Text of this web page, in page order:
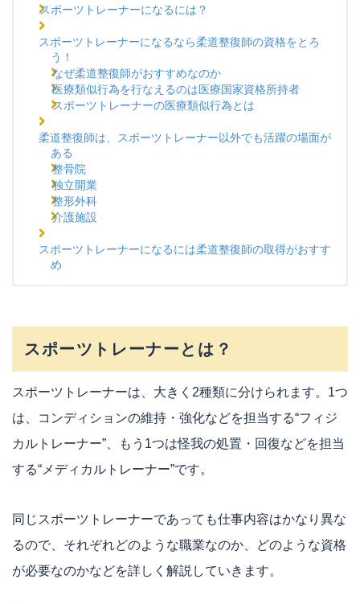
スポーツトレーナーになるには？
スポーツトレーナーになるなら柔道整復師の資格をとろ
う！
なぜ柔道整復師がおすすめなのか
医療類似行為を行なえるのは医療国家資格所持者
スポーツトレーナーの医療類似行為とは
柔道整復師は、スポーツトレーナー以外でも活躍の場面が
ある
整骨院
独立開業
整形外科
介護施設
スポーツトレーナーになるには柔道整復師の取得がおすす
め
スポーツトレーナーとは？
スポーツトレーナーは、大きく2種類に分けられます。1つ
は、コンディションの維持・強化などを担当する“フィジ
カルトレーナー”、もう1つは怪我の処置・回復などを担当
する“メディカルトレーナー”です。
同じスポーツトレーナーであっても仕事内容はかなり異な
るので、それぞれどのような職業なのか、どのような資格
が必要なのかなどを詳しく解説していきます。